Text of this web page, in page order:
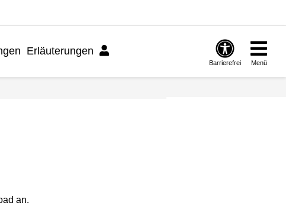
Erläuterungen
Barrierefrei Menü
an.